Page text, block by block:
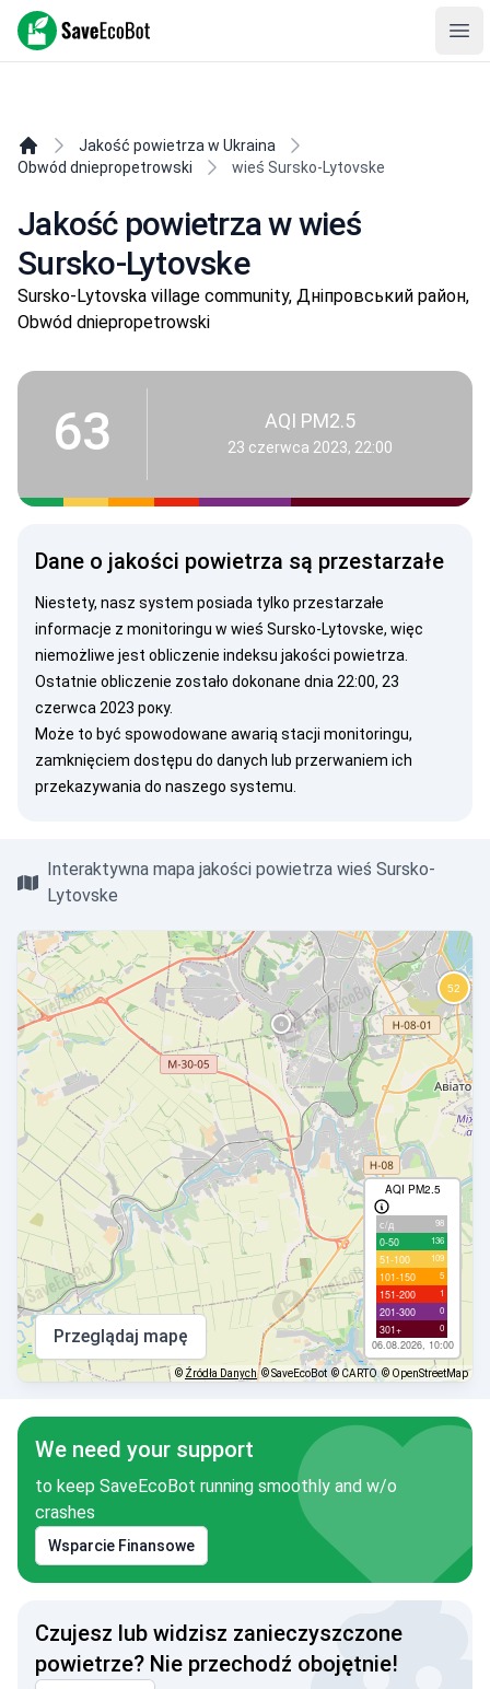
SaveEcoBot
Jakość powietrza w Ukraina
Obwód dniepropetrowski
wieś Sursko-Lytovske
Jakość powietrza w wieś
Sursko-Lytovske
Sursko-Lytovska village community, Дніпровський район,
Obwód dniepropetrowski
63 AQI PM2.5
23 czerwca 2023, 22:00
Dane o jakości powietrza są przestarzałe
Niestety, nasz system posiada tylko przestarzałe
informacje z monitoringu w wieś Sursko-Lytovske, więc
niemożliwe jest obliczenie indeksu jakości powietrza.
Ostatnie obliczenie zostało dokonane dnia 22:00, 23
czerwca 2023 року.
Może to być spowodowane awarią stacji monitoringu,
zamknięciem dostępu do danych lub przerwaniem ich
przekazywania do naszego systemu.
Interaktywna mapa jakości powietrza wieś Sursko-
Lytovske
AQI PM2.5
с/д 98
0-50 136
51-100 109
101-150 5
151-200 1
201-300 0
301+ 0
06.08.2026, 10:00
Przeglądaj mapę
© Źródła Danych © SaveEcoBot © CARTO © OpenStreetMap
We need your support
to keep SaveEcoBot running smoothly and w/o
crashes
Wsparcie Finansowe
Czujesz lub widzisz zanieczyszczone
powietrze? Nie przechodź obojętnie!